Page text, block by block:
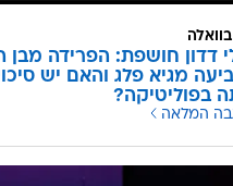
דדון חושפת: הפרידה מבן
מגיא פלג והאם יש
בפוליטיקה?
המלאה